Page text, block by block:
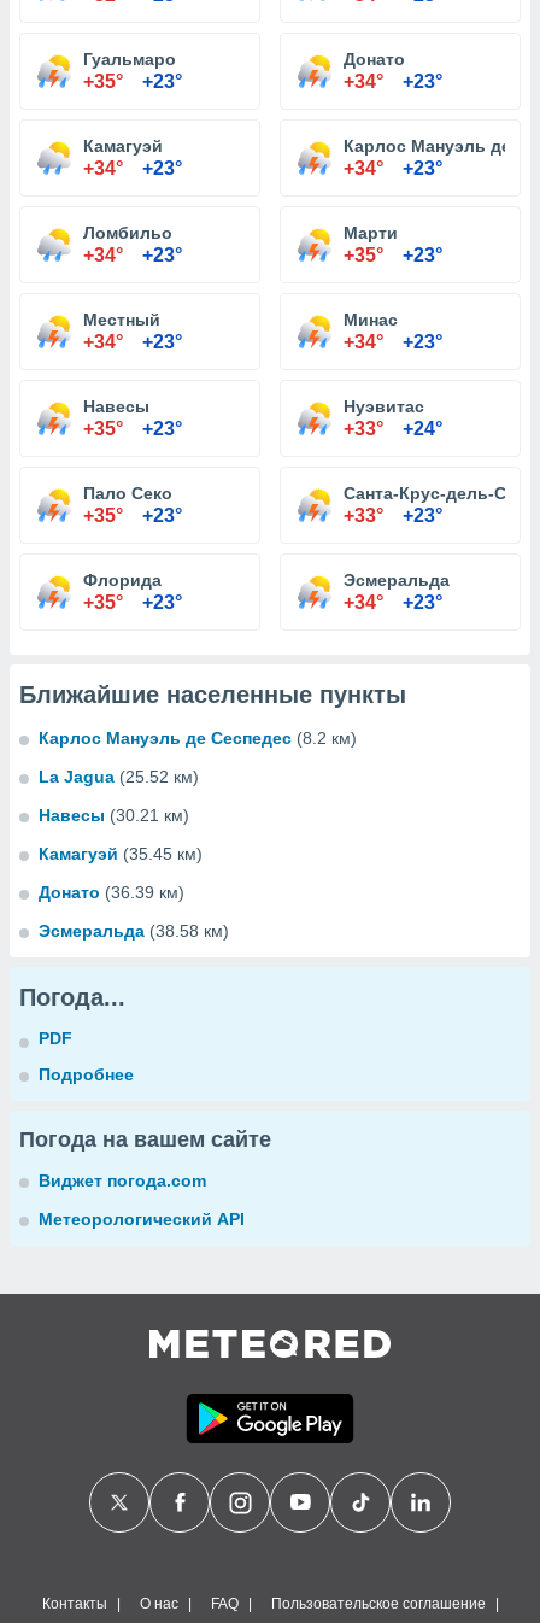
Гуальмаро
+35° +23°
Донато
+34° +23°
Камагуэй
+34° +23°
Карлос Мануэль де
+34° +23°
Ломбильо
+34° +23°
Марти
+35° +23°
Местный
+34° +23°
Минас
+34° +23°
Навесы
+35° +23°
Нуэвитас
+33° +24°
Пало Секо
+35° +23°
Санта-Крус-дель-Сур
+33° +23°
Флорида
+35° +23°
Эсмеральда
+34° +23°
Ближайшие населенные пункты
Карлос Мануэль де Сеспедес (8.2 км)
La Jagua (25.52 км)
Навесы (30.21 км)
Камагуэй (35.45 км)
Донато (36.39 км)
Эсмеральда (38.58 км)
Погода...
PDF
Подробнее
Погода на вашем сайте
Виджет погода.com
Метеорологический API
Контакты О нас FAQ Пользовательское соглашение